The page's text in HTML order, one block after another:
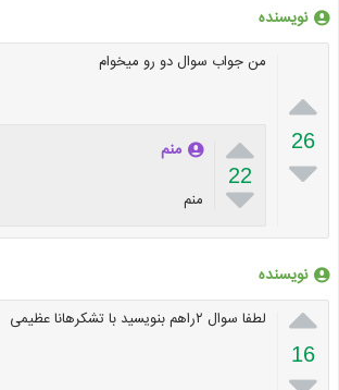
نویسنده

26

من جواب سوال دو رو میخوام

22

منم
منم
نویسنده

16
لطفا سوال ۲راهم بنویسید با تشکرهانا عظیمی